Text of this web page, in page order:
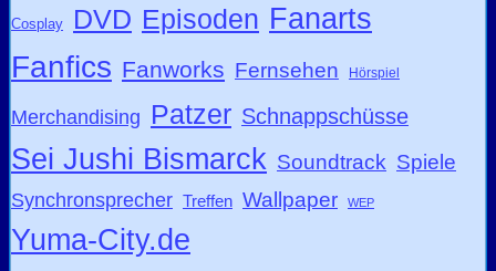
Cosplay DVD Episoden Fanarts
Fanfics Fanworks Fernsehen Hörspiel
Merchandising Patzer Schnappschüsse
Sei Jushi Bismarck Soundtrack Spiele
Synchronsprecher Treffen Wallpaper WEP
Yuma-City.de